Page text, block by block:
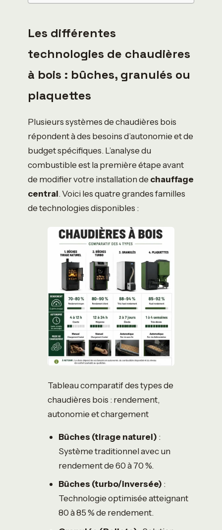
Les différentes
technologies de chaudières
à bois : bûches, granulés ou
plaquettes
Plusieurs systèmes de chaudières bois
répondent à des besoins d’autonomie et de
budget spécifiques. L’analyse du
combustible est la première étape avant
de modifier votre installation de chauffage
central. Voici les quatre grandes familles
de technologies disponibles :
Tableau comparatif des types de
chaudières bois : rendement,
autonomie et chargement
Bûches (tirage naturel) :
Système traditionnel avec un
rendement de 60 à 70 %.
Bûches (turbo/inversée) :
Technologie optimisée atteignant
80 à 85 % de rendement.